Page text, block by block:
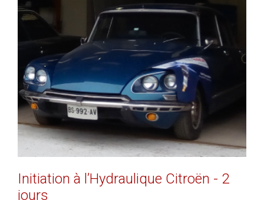
EN SAVOIR PLUS
Initiation à l’Hydraulique Citroën - 2
jours